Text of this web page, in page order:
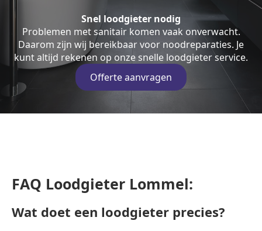
Snel loodgieter nodig
Problemen met sanitair komen vaak onverwacht.
Daarom zijn wij bereikbaar voor noodreparaties. Je
kunt altijd rekenen op onze snelle loodgieter service.
Offerte aanvragen
FAQ Loodgieter Lommel:
Wat doet een loodgieter precies?